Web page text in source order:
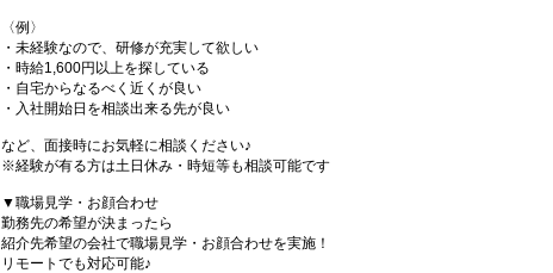
〈例〉
・未経験なので、研修が充実して欲しい
・時給1,600円以上を探している
・自宅からなるべく近くが良い
・入社開始日を相談出来る先が良い
など、面接時にお気軽に相談ください♪
※経験が有る方は土日休み・時短等も相談可能です
▼職場見学・お顔合わせ
勤務先の希望が決まったら
紹介先希望の会社で職場見学・お顔合わせを実施！
リモートでも対応可能♪